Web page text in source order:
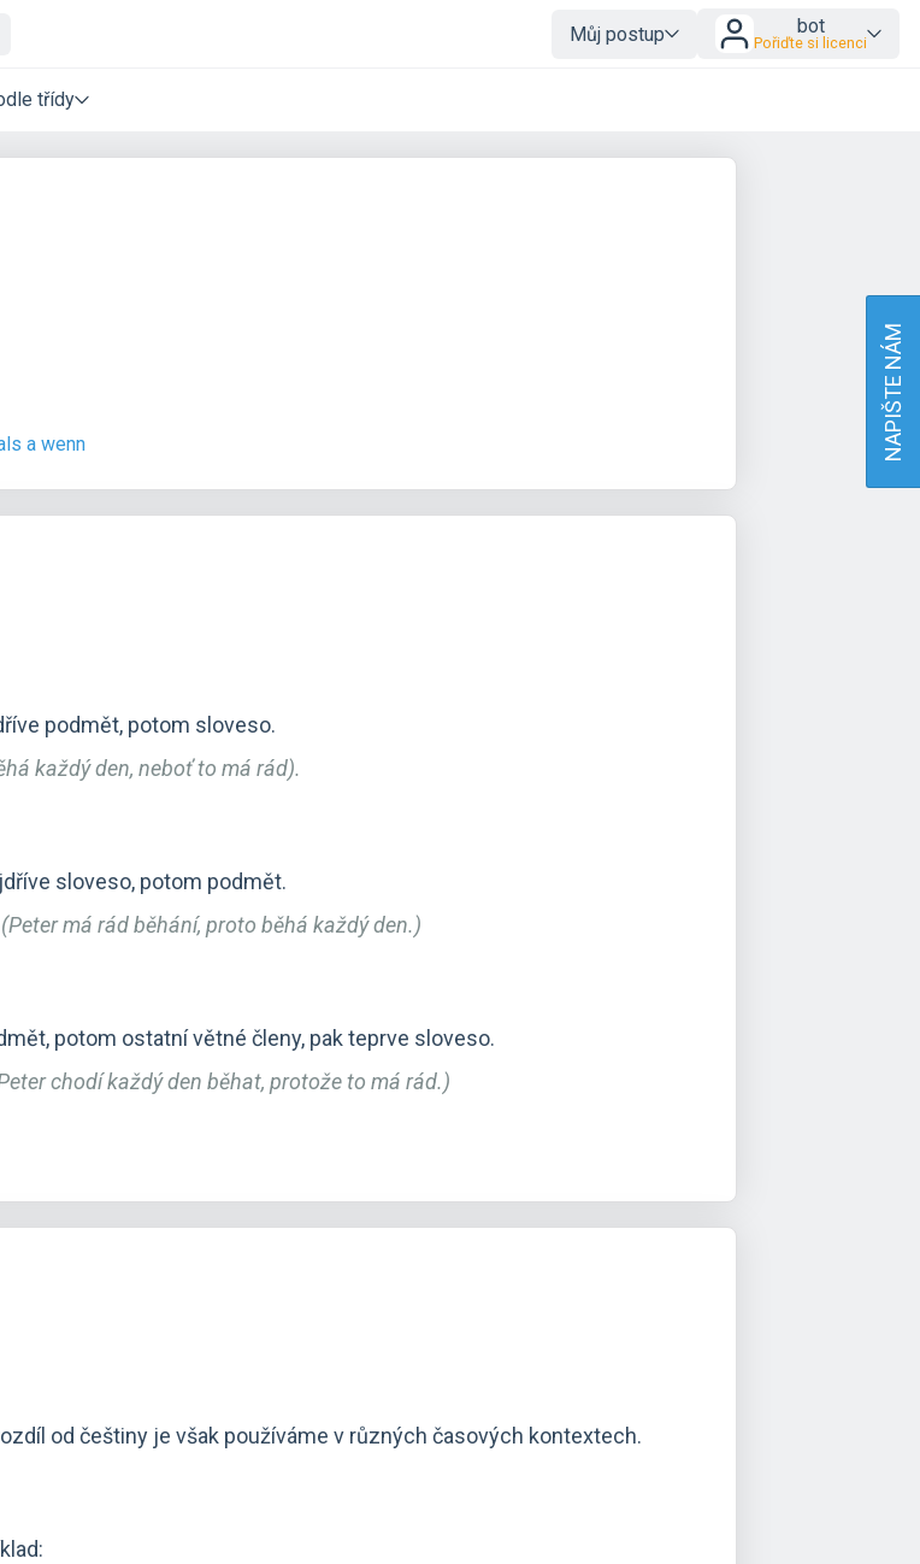
Můj postup bot
Pořiďte si licenci
třídy
a wenn
podmět, potom sloveso.
každý den, neboť to má rád).
sloveso, potom podmět.
má rád běhání, proto běhá každý den.)
potom ostatní větné členy, pak teprve sloveso.
chodí každý den běhat, protože to má rád.)
od češtiny je však používáme v různých časových kontextech.
NAPIŠTE NÁM